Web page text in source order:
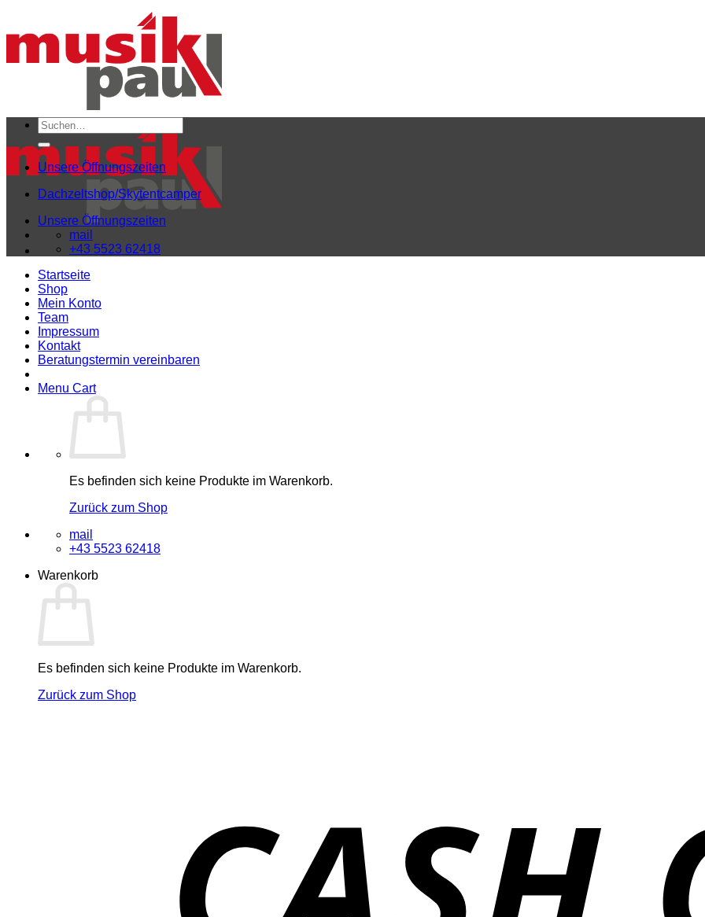
springen
Startseite
Shop
Mein Konto
Team
Impressum
Kontakt
Beratungstermin vereinbaren
Menu Cart
Es befinden sich keine Produkte im Warenkorb.
Zurück zum Shop
mail
+43 5523 62418
Warenkorb
Es befinden sich keine Produkte im Warenkorb.
Zurück zum Shop
Suchen
nach:
Unsere Öffnungszeiten
Dachzeltshop/Skytentcamper
Unsere Öffnungszeiten
mail
+43 5523 62418